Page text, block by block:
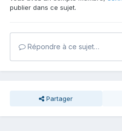
publier dans ce sujet.
Répondre à ce sujet…
Partager